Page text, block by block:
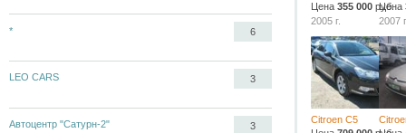
* 6
LEO CARS 3
Автоцентр "Сатурн-2" 3
Цена 355 000 руб.
2005 г.
Цена
2007
Citroen C5